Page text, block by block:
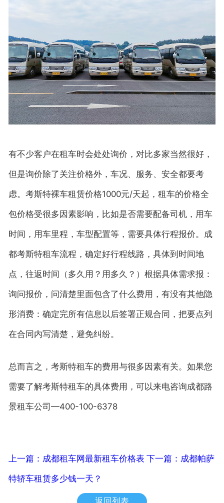
有不少客户在租车时会处处询价，对比多家当然很好，
但是询价除了关注价格外，车况、服务、安全都要考
虑。考斯特裸车租赁价格1000元/天起，租车的价格全
包价格受很多因素影响，比如是否需要配备司机，用车
时间，用车里程，车型配置等，需要具体行程报价。成
都考斯特租车流程，确定好行程线路，具体到时间地
点，往返时间（多久用？用多久？）根据具体需求报：
询问报价，问清楚里面包含了什么费用，有没有其他隐
形消费：确定完所有信息以后签署正规合同，把要点列
在合同内写清楚，避免纠纷。
总而言之，考斯特租车的费用与很多因素有关。如果您
需要了解考斯特租车的具体费用，可以来电咨询成都路
景租车公司—400-100-6378
上一篇：成都租车网最新租车价格表 下一篇：成都帕萨
特轿车租赁多少钱一天？